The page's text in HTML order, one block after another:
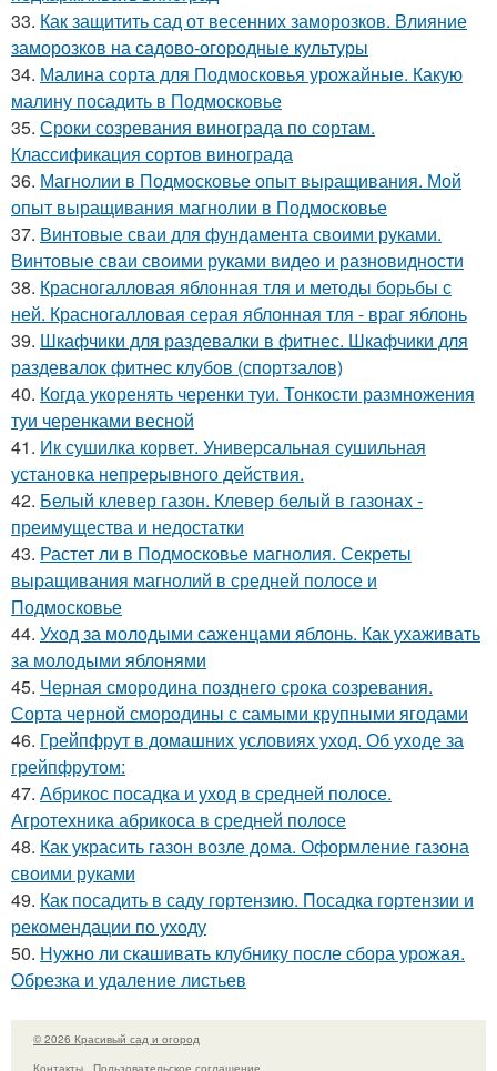
33. Как защитить сад от весенних заморозков. Влияние
заморозков на садово-огородные культуры
34. Малина сорта для Подмосковья урожайные. Какую
малину посадить в Подмосковье
35. Сроки созревания винограда по сортам.
Классификация сортов винограда
36. Магнолии в Подмосковье опыт выращивания. Мой
опыт выращивания магнолии в Подмосковье
37. Винтовые сваи для фундамента своими руками.
Винтовые сваи своими руками видео и разновидности
38. Красногалловая яблонная тля и методы борьбы с
ней. Красногалловая серая яблонная тля - враг яблонь
39. Шкафчики для раздевалки в фитнес. Шкафчики для
раздевалок фитнес клубов (спортзалов)
40. Когда укоренять черенки туи. Тонкости размножения
туи черенками весной
41. Ик сушилка корвет. Универсальная сушильная
установка непрерывного действия.
42. Белый клевер газон. Клевер белый в газонах -
преимущества и недостатки
43. Растет ли в Подмосковье магнолия. Секреты
выращивания магнолий в средней полосе и
Подмосковье
44. Уход за молодыми саженцами яблонь. Как ухаживать
за молодыми яблонями
45. Черная смородина позднего срока созревания.
Сорта черной смородины с самыми крупными ягодами
46. Грейпфрут в домашних условиях уход. Об уходе за
грейпфрутом:
47. Абрикос посадка и уход в средней полосе.
Агротехника абрикоса в средней полосе
48. Как украсить газон возле дома. Оформление газона
своими руками
49. Как посадить в саду гортензию. Посадка гортензии и
рекомендации по уходу
50. Нужно ли скашивать клубнику после сбора урожая.
Обрезка и удаление листьев
© 2026 Красивый сад и огород